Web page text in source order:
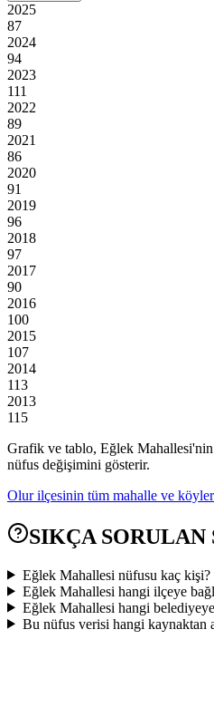
2025
87
2024
94
2023
111
2022
89
2021
86
2020
91
2019
96
2018
97
2017
90
2016
100
2015
107
2014
113
2013
115
Grafik ve tablo, Eğlek Mahallesi'nin
nüfus değişimini gösterir.
Olur ilçesinin tüm mahalle ve
SIKÇA SORULAN
Eğlek Mahallesi nüfusu kaç kişi?
Eğlek Mahallesi hangi ilçeye
Eğlek Mahallesi hangi
Bu nüfus verisi hangi kaynaktan